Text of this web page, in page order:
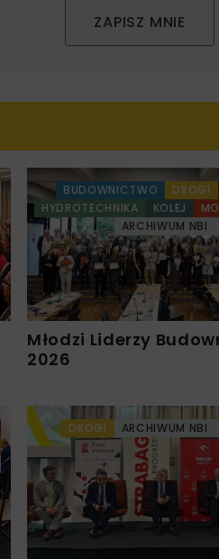
ZAPISZ MNIE
BUDOWNICTWO DROGI
HYDROTECHNIKA
KOLEJ
ARCHIWUM NBI
Młodzi Liderzy
2026
DROGI ARCHIWUM NBI